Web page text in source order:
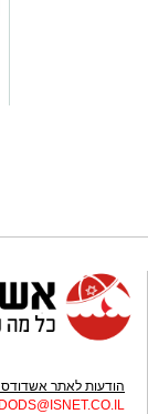
הודעות לאתר אשדודס